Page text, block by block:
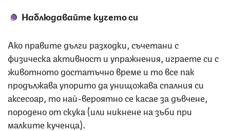
Наблюдавайте кучето си
Ако правите дълги разходки, съчетани с
физическа активност и упражнения, играете си с
животното достатъчно време и то все пак
продължава упорито да унищожава спалния си
аксесоар, то най-вероятно се касае за дъвчене,
породено от скука (или никнене на зъби при
малките кученца).